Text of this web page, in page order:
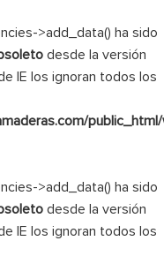
>add_data() ha sido
desde la versión
IE los ignoran todos los
>add_data() ha sido
desde la versión
IE los ignoran todos los